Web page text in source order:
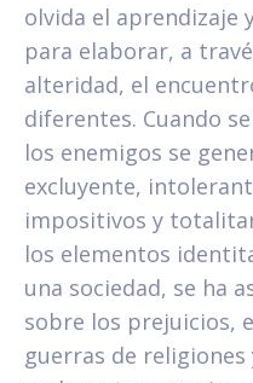
olvida el aprendizaje
para elaborar, a
alteridad, el
diferentes. Cuando
los enemigos se
excluyente,
impositivos y
los elementos
una sociedad, se ha
sobre los prejuicios,
guerras de